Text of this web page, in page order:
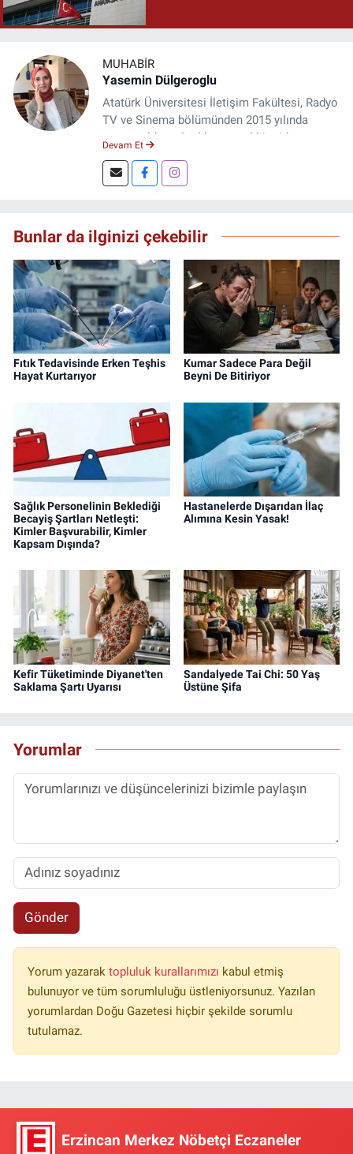
MUHABIR
Yasemin Dülgeroglu
Atatürk Üniversitesi İletişim Fakültesi, Radyo
TV ve Sinema bölümünden 2015 yılında
mezun oldum. 3 yıl kurumsal bir şirkette
DoğuGazetesi.com internet haber sitesinde
muhabirlik yapıyor ve içerik üretiyorum.
Devam Et
Bunlar da ilginizi çekebilir
Fıtık Tedavisinde Erken Teşhis
Hayat Kurtarıyor
Kumar Sadece Para Değil
Beyni De Bitiriyor
Sağlık Personelinin Beklediği
Becayiş Şartları Netleşti:
Kimler Başvurabilir, Kimler
Kapsam Dışında?
Hastanelerde Dışarıdan İlaç
Alımına Kesin Yasak!
Kefir Tüketiminde Diyanet'ten
Saklama Şartı Uyarısı
Sandalyede Tai Chi: 50 Yaş
Üstüne Şifa
Yorumlar
Gönder
Yorum yazarak topluluk kurallarımızı kabul etmiş
bulunuyor ve tüm sorumluluğu üstleniyorsunuz. Yazılan
yorumlardan Doğu Gazetesi hiçbir şekilde sorumlu
tutulamaz.
Erzincan Merkez Nöbetçi Eczaneler